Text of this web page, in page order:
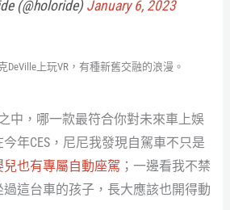
(@holoride) January 6, 2023
DeVille上玩VR，有種新舊交融的浪漫。
中，哪一款最符合你對未來車上娛
年CES，尼尼我發現自駕車不只是
兒也有專屬自動座駕 ；一邊看我不禁
這台車的孩子，長大應該也開得動